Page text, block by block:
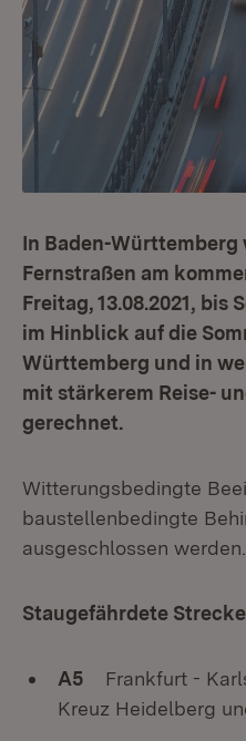
In Baden-Württemberg
Fernstraßen am
Freitag, 13.08.2021, bis
im Hinblick auf die
Württemberg und in
mit stärkerem Reise-
gerechnet.
Witterungsbedingte
baustellenbedingte
ausgeschlossen werden.
Staugefährdete
A5 Frankfurt -
Kreuz Heidelberg